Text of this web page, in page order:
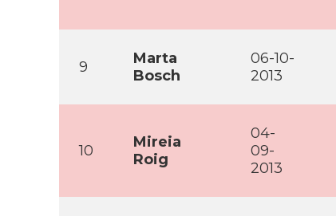
9
Marta
Bosch
06-10-
2013
10
Mireia
Roig
04-
09-
2013